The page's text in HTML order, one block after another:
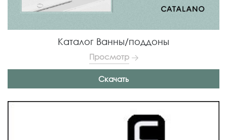
Каталог Ванны/поддоны
Просмотр
Скачать